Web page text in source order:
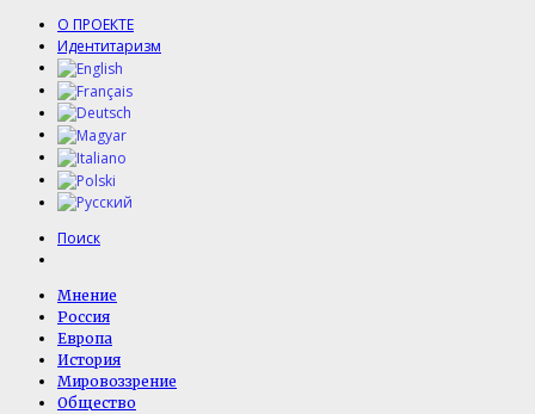
О ПРОЕКТЕ
Идентитаризм
Поиск
Мнение
Россия
Европа
История
Мировоззрение
Общество